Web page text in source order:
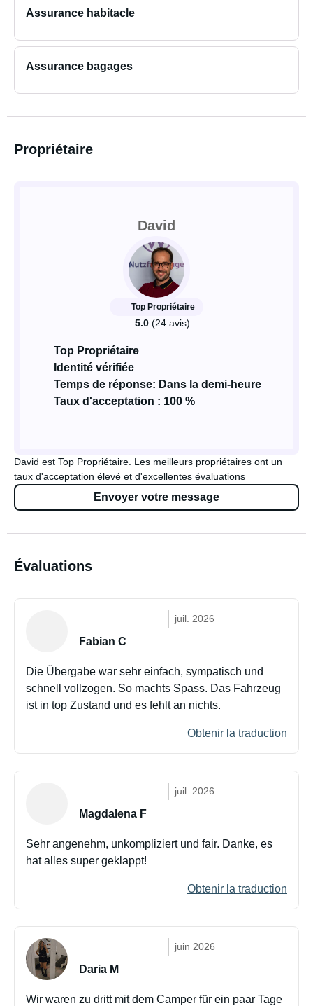
Assurance habitacle
Assurance bagages
Propriétaire
David
Top Propriétaire
5.0 (24 avis)
Top Propriétaire
Identité vérifiée
Temps de réponse: Dans la demi-heure
Taux d'acceptation : 100 %
David est Top Propriétaire. Les meilleurs propriétaires ont un
taux d'acceptation élevé et d'excellentes évaluations
Envoyer votre message
Évaluations
juil. 2026
Fabian C
Die Übergabe war sehr einfach, sympatisch und
schnell vollzogen. So machts Spass. Das Fahrzeug
ist in top Zustand und es fehlt an nichts.
Obtenir la traduction
juil. 2026
Magdalena F
Sehr angenehm, unkompliziert und fair. Danke, es
hat alles super geklappt!
Obtenir la traduction
juin 2026
Daria M
Wir waren zu dritt mit dem Camper für ein paar Tage